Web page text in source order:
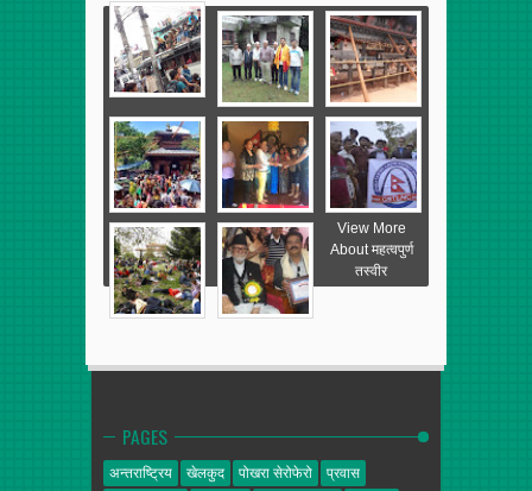
View More
About महत्वपुर्ण
तस्वीर
PAGES
अन्तराष्ट्रिय खेलकुद पोखरा सेरोफेरो
प्रवास